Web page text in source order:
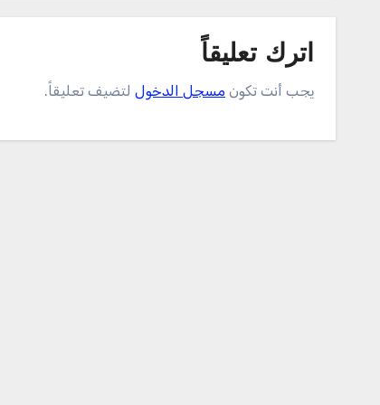
اترك تعليقاً
يجب أنت تكون مسجل الدخول لتضيف تعليقاً.